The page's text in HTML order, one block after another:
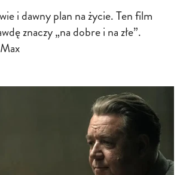
i dawny plan na życie. Ten film
znaczy „na dobre i na złe”.